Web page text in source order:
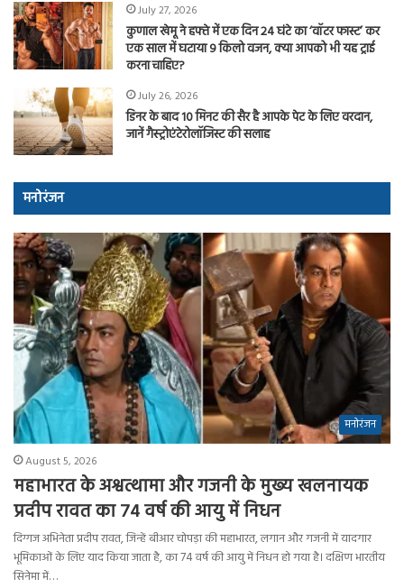
July 27, 2026
कुणाल खेमू ने हफ्ते में एक दिन 24 घंटे का ‘वॉटर फास्ट’ कर
एक साल में घटाया 9 किलो वजन, क्या आपको भी यह ट्राई
करना चाहिए?
July 26, 2026
डिनर के बाद 10 मिनट की सैर है आपके पेट के लिए वरदान,
जानें गैस्ट्रोएंटेरोलॉजिस्ट की सलाह
मनोरंजन
मनोरंजन
August 5, 2026
महाभारत के अश्वत्थामा और गजनी के मुख्य खलनायक
प्रदीप रावत का 74 वर्ष की आयु में निधन
दिग्गज अभिनेता प्रदीप रावत, जिन्हें बीआर चोपड़ा की महाभारत, लगान और गजनी में यादगार
भूमिकाओं के लिए याद किया जाता है, का 74 वर्ष की आयु में निधन हो गया है। दक्षिण भारतीय
सिनेमा में…